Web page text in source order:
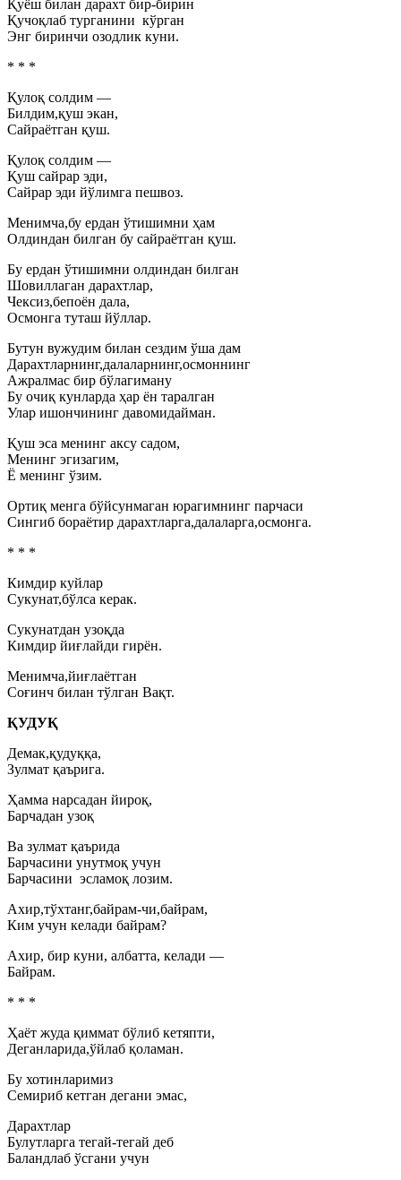
Қуёш билан дарахт бир-бирин
Қучоқлаб турганини кўрган
Энг биринчи озодлик куни.
* * *
Қулоқ солдим —
Билдим,қуш экан,
Сайраётган қуш.
Қулоқ солдим —
Қуш сайрар эди,
Сайрар эди йўлимга пешвоз.
Менимча,бу ердан ўтишимни ҳам
Олдиндан билган бу сайраётган қуш.
Бу ердан ўтишимни олдиндан билган
Шовиллаган дарахтлар,
Чексиз,бепоён дала,
Осмонга туташ йўллар.
Бутун вужудим билан сездим ўша дам
Дарахтларнинг,далаларнинг,осмоннинг
Ажралмас бир бўлагиману
Бу очиқ кунларда ҳар ён таралган
Улар ишончининг давомидайман.
Қуш эса менинг аксу садом,
Менинг эгизагим,
Ё менинг ўзим.
Ортиқ менга бўйсунмаган юрагимнинг парчаси
Сингиб бораётир дарахтларга,далаларга,осмонга.
* * *
Кимдир куйлар
Сукунат,бўлса керак.
Сукунатдан узоқда
Кимдир йиғлайди гирён.
Менимча,йиғлаётган
Соғинч билан тўлган Вақт.
ҚУДУҚ
Демак,қудуққа,
Зулмат қаърига.
Ҳамма нарсадан йироқ,
Барчадан узоқ
Ва зулмат қаърида
Барчасини унутмоқ учун
Барчасини эсламоқ лозим.
Ахир,тўхтанг,байрам-чи,байрам,
Ким учун келади байрам?
Ахир, бир куни, албатта, келади —
Байрам.
* * *
Ҳаёт жуда қиммат бўлиб кетяпти,
Деганларида,ўйлаб қоламан.
Бу хотинларимиз
Семириб кетган дегани эмас,
Дарахтлар
Булутларга тегай-тегай деб
Баландлаб ўсгани учун